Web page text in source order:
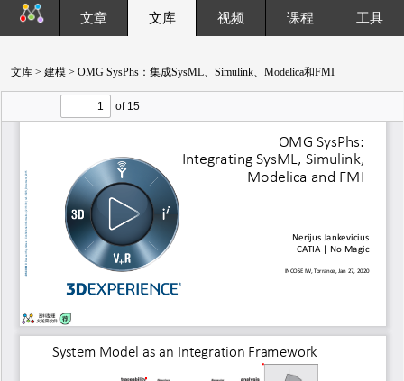
文章 文库 视频 课程 工具
文库 > 建模 > OMG SysPhs：集成SysML、Simulink、Modelica和FMI